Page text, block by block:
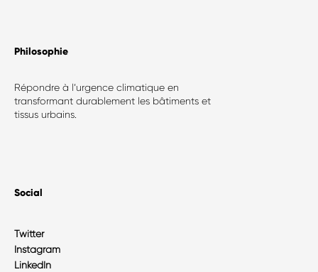
Philosophie​
Répondre à l’urgence climatique en
transformant durablement les bâtiments et
tissus urbains.
Social
Twitter
Instagram
LinkedIn